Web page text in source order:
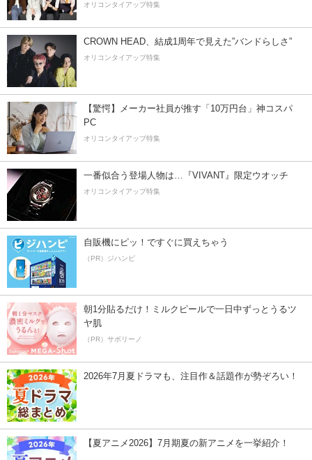
オリコンタイアップ特集
CROWN HEAD、結成1周年で見えた”バンドらしさ”
オリコンタイアップ特集
【驚愕】メーカー社員が推す「10万円台」神コスパ
PC
オリコンタイアップ特集
一番似合う登場人物は…『VIVANT』限定ウオッチ
オリコンタイアップ特集
自販機にピッ！ですぐに買えちゃう
（PR）ジハンピ
朝1分貼るだけ！ミルクピールで一日中ずっとうるツ
ヤ肌
（PR）サボリーノ
2026年7月夏ドラマも、注目作＆話題作が勢ぞろい！
【夏アニメ2026】7月期夏の新アニメを一挙紹介！